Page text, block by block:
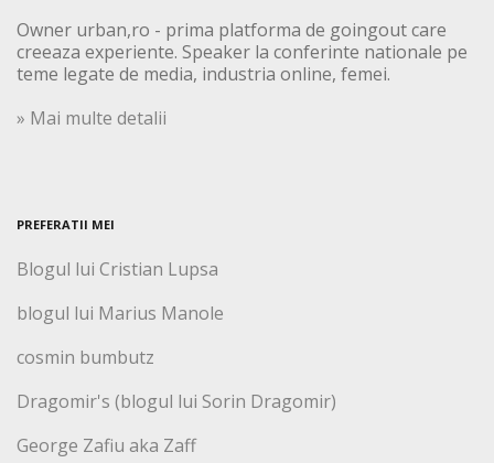
Owner urban,ro - prima platforma de goingout care
creeaza experiente. Speaker la conferinte nationale pe
teme legate de media, industria online, femei.
» Mai multe detalii
PREFERATII MEI
Blogul lui Cristian Lupsa
blogul lui Marius Manole
cosmin bumbutz
Dragomir's (blogul lui Sorin Dragomir)
George Zafiu aka Zaff